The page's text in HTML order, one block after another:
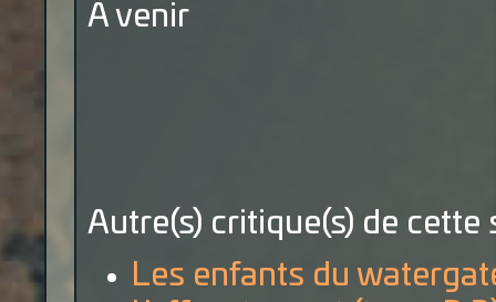
A venir
Autre(s) critique(s) de cette
Les enfants du